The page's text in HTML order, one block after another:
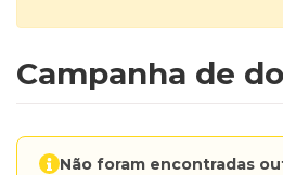
Campanha de
Não foram encontradas